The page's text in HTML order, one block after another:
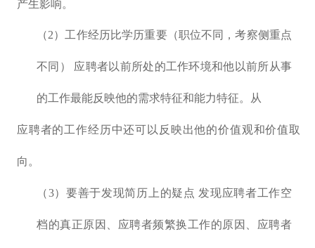
产生影响。
（2）工作经历比学历重要（职位不同，考察侧重点
不同） 应聘者以前所处的工作环境和他以前所从事
的工作最能反映他的需求特征和能力特征。从
应聘者的工作经历中还可以反映出他的价值观和价值取
向。
（3）要善于发现简历上的疑点 发现应聘者工作空
档的真正原因、应聘者频繁换工作的原因、应聘者